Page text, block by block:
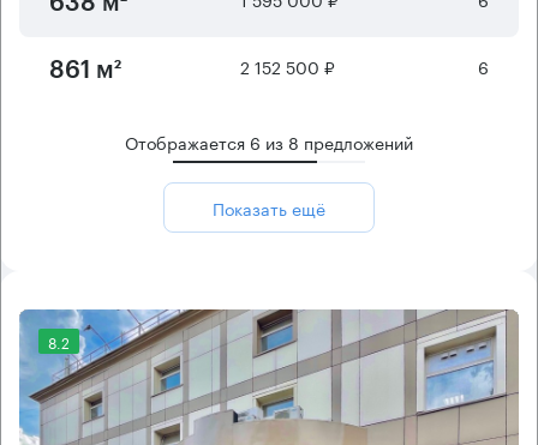
861 м² 2 152 500 ₽ 6
Отображается 6 из 8 предложений
Показать ещё
8.2